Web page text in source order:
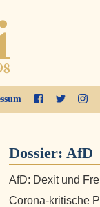
Dossier: AfD
AfD: Dexit und
Corona-kritische